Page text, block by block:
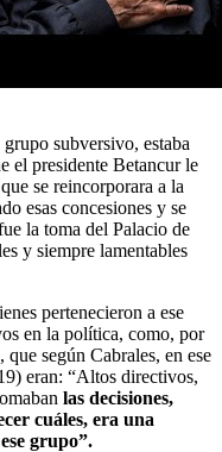
subversivo, estaba
el presidente Betancur le
se reincorporara a la
esas concesiones y se
la toma del Palacio de
y siempre lamentables
pertenecieron a ese
en la política, como, por
según Cabrales, en ese
eran: “Altos directivos,
las decisiones,
cuáles, era una
grupo”.